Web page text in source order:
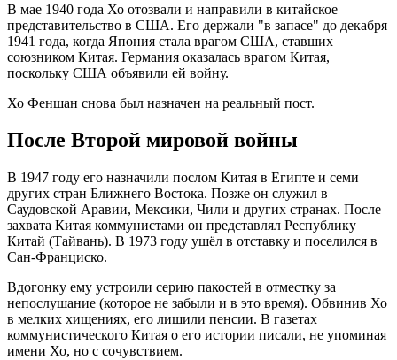
В мае 1940 года Хо отозвали и направили в китайское
представительство в США. Его держали "в запасе" до декабря
1941 года, когда Япония стала врагом США, ставших
союзником Китая. Германия оказалась врагом Китая,
поскольку США объявили ей войну.
Хо Феншан снова был назначен на реальный пост.
После Второй мировой войны
В 1947 году его назначили послом Китая в Египте и семи
других стран Ближнего Востока. Позже он служил в
Саудовской Аравии, Мексики, Чили и других странах. После
захвата Китая коммунистами он представлял Республику
Китай (Тайвань). В 1973 году ушёл в отставку и поселился в
Сан-Франциско.
Вдогонку ему устроили серию пакостей в отместку за
непослушание (которое не забыли и в это время). Обвинив Хо
в мелких хищениях, его лишили пенсии. В газетах
коммунистического Китая о его истории писали, не упоминая
имени Хо, но с сочувствием.